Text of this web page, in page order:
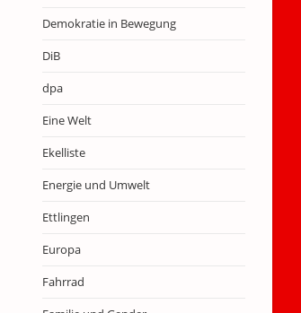
Demokratie in Bewegung
DiB
dpa
Eine Welt
Ekelliste
Energie und Umwelt
Ettlingen
Europa
Fahrrad